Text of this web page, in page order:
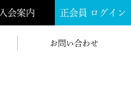
入会案内 正会員 ログイン
お問い合わせ